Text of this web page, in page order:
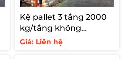
Kệ pallet 3 tầng 2000
kg/tầng không
support
Giá: Liên hệ